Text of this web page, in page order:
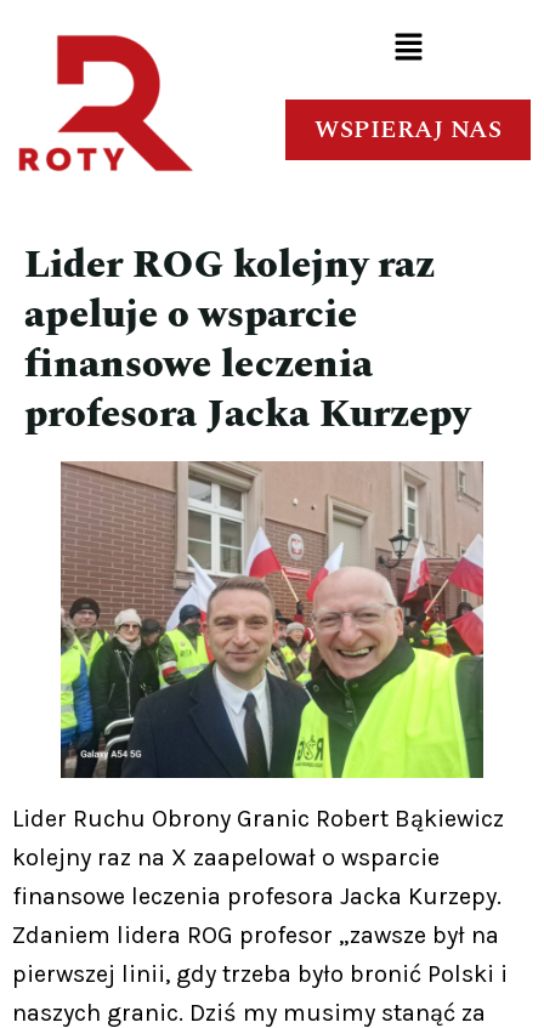
WSPIERAJ NAS
Lider ROG kolejny raz
apeluje o wsparcie
finansowe leczenia
profesora Jacka Kurzepy
Lider Ruchu Obrony Granic Robert Bąkiewicz
kolejny raz na X zaapelował o wsparcie
finansowe leczenia profesora Jacka Kurzepy.
Zdaniem lidera ROG profesor „zawsze był na
pierwszej linii, gdy trzeba było bronić Polski i
naszych granic. Dziś my musimy stanąć za